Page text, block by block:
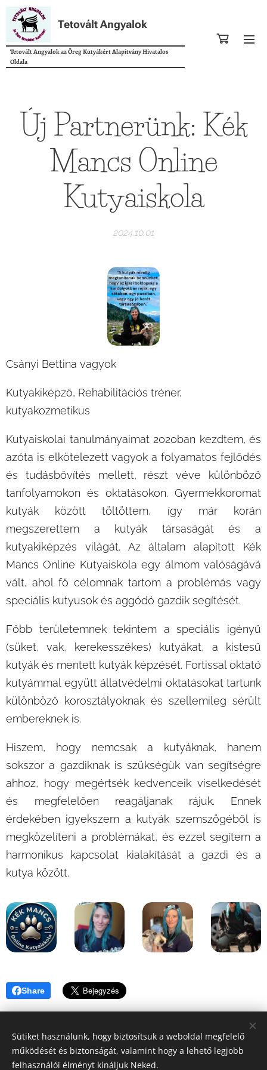
Tetovált Angyalok
Tetovált Angyalok az Öreg Kutyákért Alapítvány Hivatalos
Oldala
Új Partnerünk: Kék
Mancs Online
Kutyaiskola
2024.10.01
Csányi Bettina vagyok
Kutyakiképző, Rehabilitációs tréner,
kutyakozmetikus
Kutyaiskolai tanulmányaimat 2020ban kezdtem, és
azóta is elkötelezett vagyok a folyamatos fejlődés
és tudásbővítés mellett, részt véve különböző
tanfolyamokon és oktatásokon. Gyermekkoromat
kutyák között töltöttem, így már korán
megszerettem a kutyák társaságát és a
kutyakiképzés világát. Az általam alapított Kék
Mancs Online Kutyaiskola egy álmom valóságává
vált, ahol fő célomnak tartom a problémás vagy
speciális kutyusok és aggódó gazdik segítését.
Főbb területemnek tekintem a speciális igényű
(süket, vak, kerekesszékes) kutyákat, a kistesű
kutyák és mentett kutyák képzését. Fortissal oktató
kutyámmal együtt állatvédelmi oktatásokat tartunk
különböző korosztályoknak és szellemileg sérült
embereknek is.
Hiszem, hogy nemcsak a kutyáknak, hanem
sokszor a gazdiknak is szükségük van segítségre
ahhoz, hogy megértsék kedvenceik viselkedését
és megfelelően reagáljanak rájuk. Ennek
érdekében igyekszem a kutyák szemszögéből is
megközelíteni a problémákat, és ezzel segítem a
harmonikus kapcsolat kialakítását a gazdi és a
kutya között.
Share
Sütiket használunk, hogy biztosítsuk a weboldal megfelelő
működését és biztonságát, valamint hogy a lehető legjobb
felhasználói élményt kínáljuk Neked.